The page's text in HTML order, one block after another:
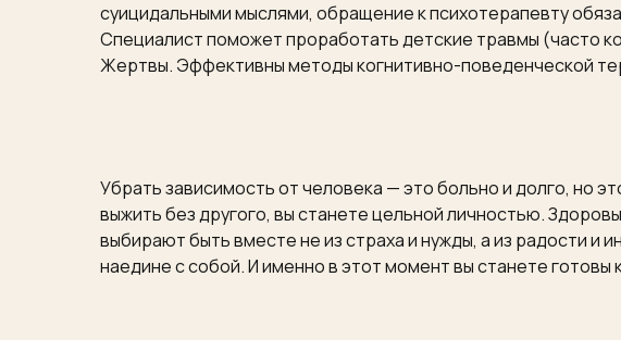
суицидальными мыслями, обращение к психотерапевту
Специалист поможет проработать детские травмы (часто
Жертвы. Эффективны методы когнитивно-поведенческой
Убрать зависимость от человека — это больно и долго, но
выжить без другого, вы станете цельной личностью.
выбирают быть вместе не из страха и нужды, а из радости и
наедине с собой. И именно в этот момент вы станете готовы